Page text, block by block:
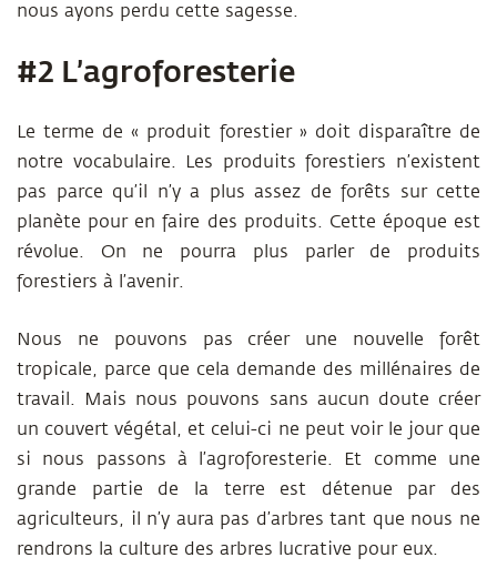
nous ayons perdu cette sagesse.
#2 L’agroforesterie
Le terme de « produit forestier » doit disparaître de
notre vocabulaire. Les produits forestiers n’existent
pas parce qu’il n’y a plus assez de forêts sur cette
planète pour en faire des produits. Cette époque est
révolue. On ne pourra plus parler de produits
forestiers à l’avenir.
Nous ne pouvons pas créer une nouvelle forêt
tropicale, parce que cela demande des millénaires de
travail. Mais nous pouvons sans aucun doute créer
un couvert végétal, et celui-ci ne peut voir le jour que
si nous passons à l’agroforesterie. Et comme une
grande partie de la terre est détenue par des
agriculteurs, il n’y aura pas d’arbres tant que nous ne
rendrons la culture des arbres lucrative pour eux.